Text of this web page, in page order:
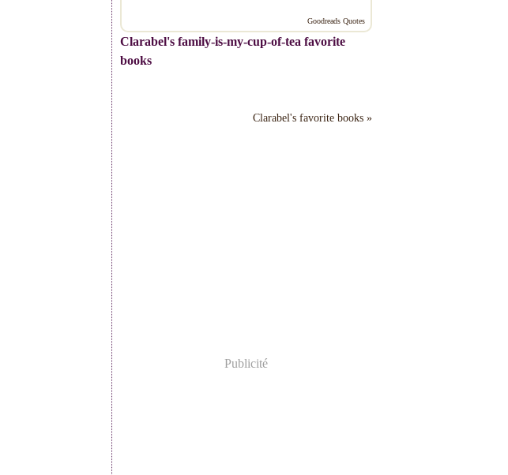
Goodreads Quotes
Clarabel's family-is-my-cup-of-tea favorite
books
Clarabel's favorite books »
Publicité